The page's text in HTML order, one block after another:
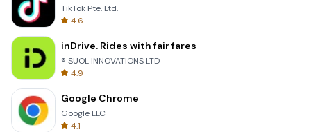
TikTok Pte. Ltd.
4.6
inDrive. Rides with fair fares
® SUOL INNOVATIONS LTD
4.9
Google Chrome
Google LLC
4.1